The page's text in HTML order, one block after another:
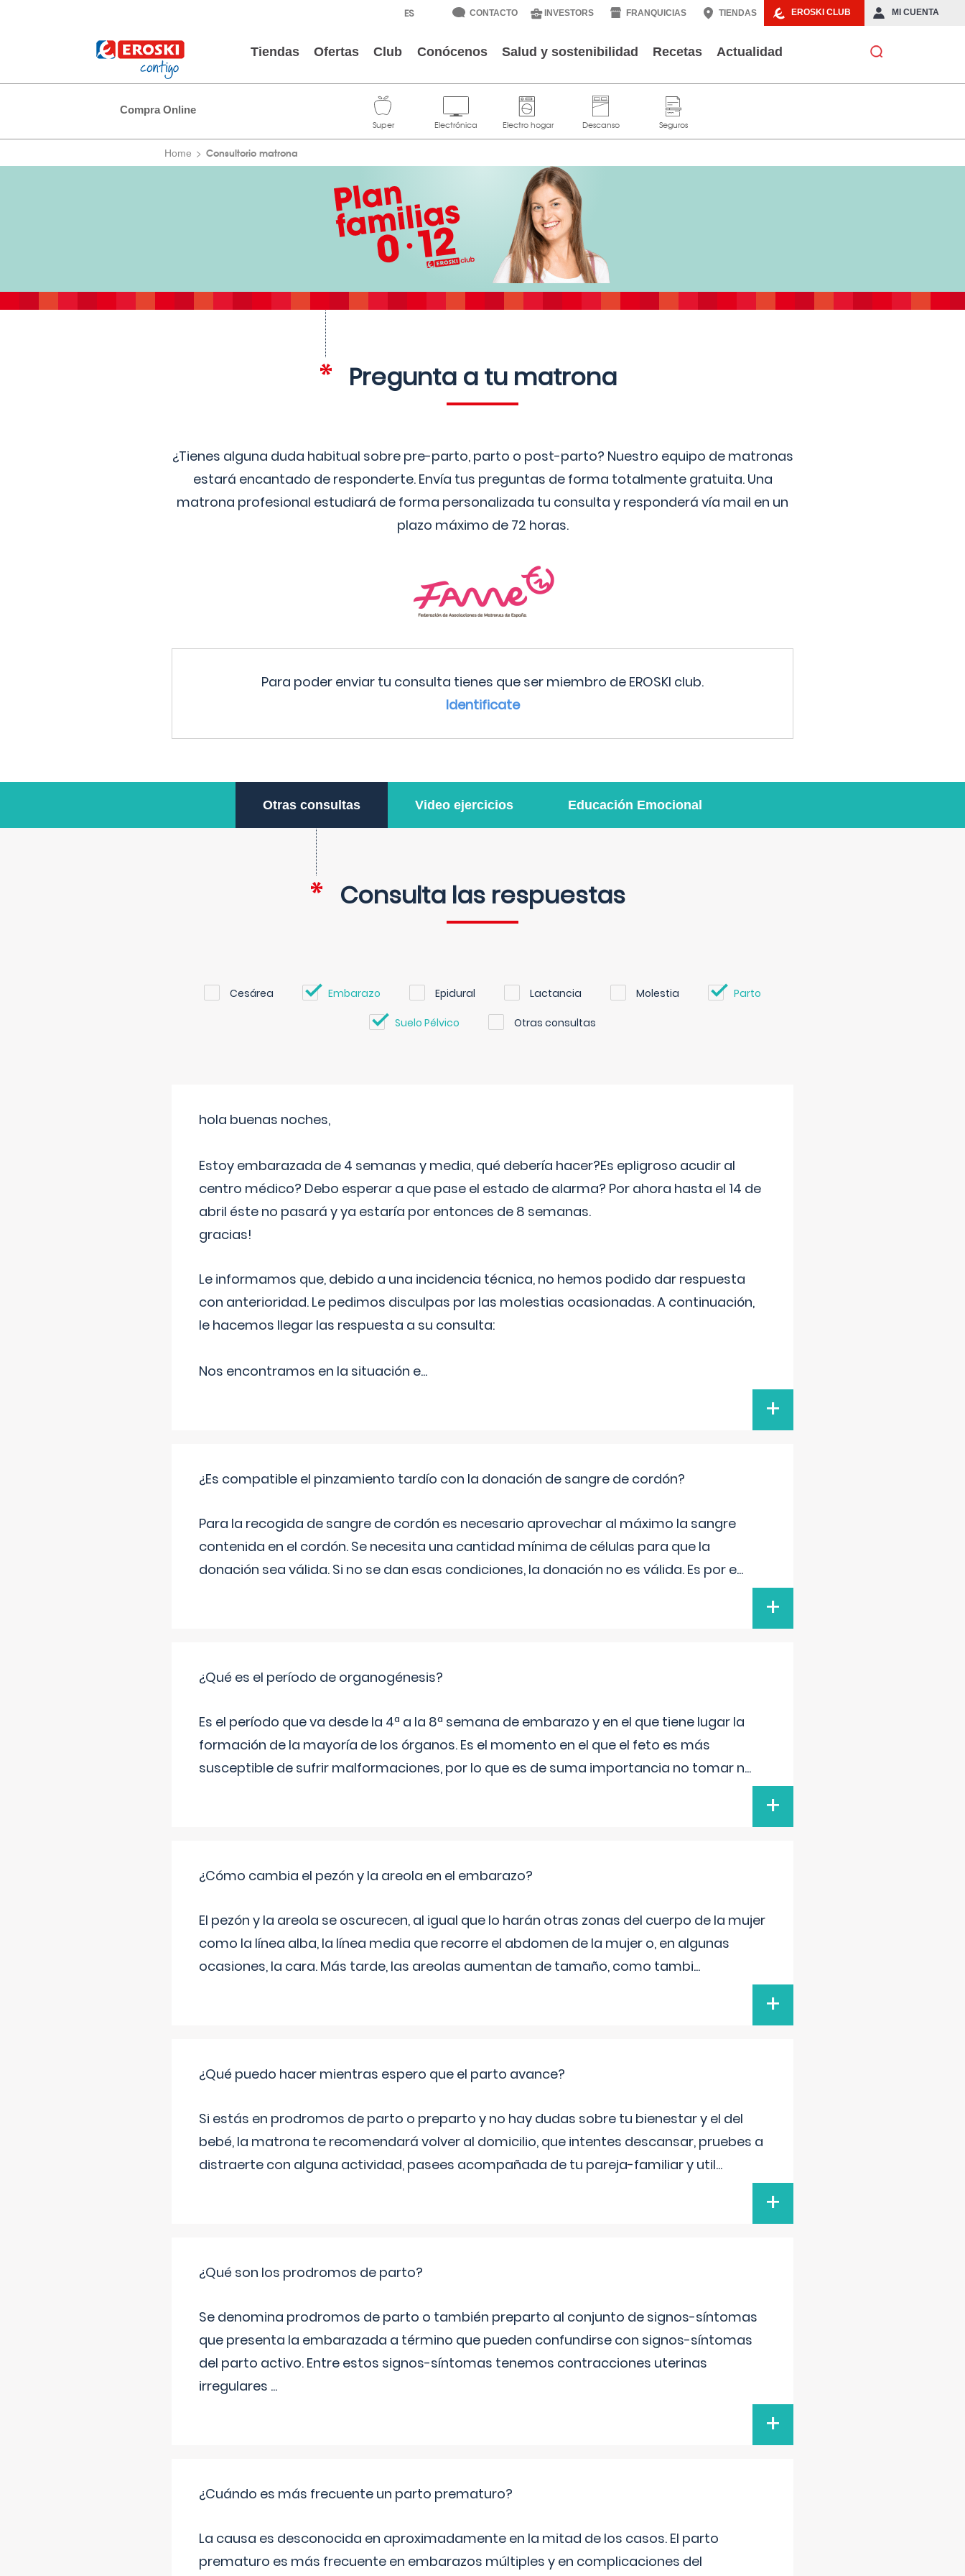
EROSKI CLUB MI CUENTA
CONTACTO INVESTORS FRANQUICIAS TIENDAS
Tiendas Ofertas Club Conócenos Salud y sostenibilidad Recetas Actualidad
Compra Online
Home Consultorio matrona
Pregunta a tu matrona
¿Tienes alguna duda habitual sobre pre-parto, parto o post-parto? Nuestro equipo de matronas
estará encantado de responderte. Envía tus preguntas de forma totalmente gratuita. Una
matrona profesional estudiará de forma personalizada tu consulta y responderá vía mail en un
plazo máximo de 72 horas.
Para poder enviar tu consulta tienes que ser miembro de EROSKI club.
Identificate
Otras consultas Video ejercicios Educación Emocional
Consulta las respuestas
Cesárea Embarazo Epidural Lactancia Molestia Parto
Suelo Pélvico Otras consultas
hola buenas noches,
Estoy embarazada de 4 semanas y media, qué debería hacer?Es epligroso acudir al
centro médico? Debo esperar a que pase el estado de alarma? Por ahora hasta el 14 de
abril éste no pasará y ya estaría por entonces de 8 semanas.
gracias!
Le informamos que, debido a una incidencia técnica, no hemos podido dar respuesta
con anterioridad. Le pedimos disculpas por las molestias ocasionadas. A continuación,
le hacemos llegar las respuesta a su consulta:
Nos encontramos en la situación e...
+
¿Es compatible el pinzamiento tardío con la donación de sangre de cordón?
Para la recogida de sangre de cordón es necesario aprovechar al máximo la sangre
contenida en el cordón. Se necesita una cantidad mínima de células para que la
donación sea válida. Si no se dan esas condiciones, la donación no es válida. Es por e...
+
¿Qué es el período de organogénesis?
Es el período que va desde la 4ª a la 8ª semana de embarazo y en el que tiene lugar la
formación de la mayoría de los órganos. Es el momento en el que el feto es más
susceptible de sufrir malformaciones, por lo que es de suma importancia no tomar n...
+
¿Cómo cambia el pezón y la areola en el embarazo?
El pezón y la areola se oscurecen, al igual que lo harán otras zonas del cuerpo de la mujer
como la línea alba, la línea media que recorre el abdomen de la mujer o, en algunas
ocasiones, la cara. Más tarde, las areolas aumentan de tamaño, como tambi...
+
¿Qué puedo hacer mientras espero que el parto avance?
Si estás en prodromos de parto o preparto y no hay dudas sobre tu bienestar y el del
bebé, la matrona te recomendará volver al domicilio, que intentes descansar, pruebes a
distraerte con alguna actividad, pasees acompañada de tu pareja-familiar y util...
+
¿Qué son los prodromos de parto?
Se denomina prodromos de parto o también preparto al conjunto de signos-síntomas
que presenta la embarazada a término que pueden confundirse con signos-síntomas
del parto activo. Entre estos signos-síntomas tenemos contracciones uterinas
irregulares ...
+
¿Cuándo es más frecuente un parto prematuro?
La causa es desconocida en aproximadamente en la mitad de los casos. El parto
prematuro es más frecuente en embarazos múltiples y en complicaciones del